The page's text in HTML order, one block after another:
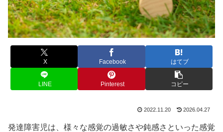
X Facebook はてブ
LINE Pinterest コピー
2022.11.20 2026.04.27
発達障害児は、様々な感覚の過敏さや鈍感さといった感覚